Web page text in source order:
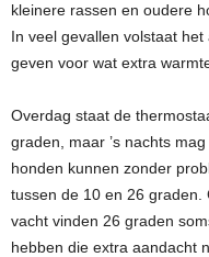
kleinere rassen en oudere
In veel gevallen volstaat
geven voor wat extra
Overdag staat de
graden, maar ’s nachts
honden kunnen zonder
tussen de 10 en 26
vacht vinden 26 graden
hebben die extra aandacht